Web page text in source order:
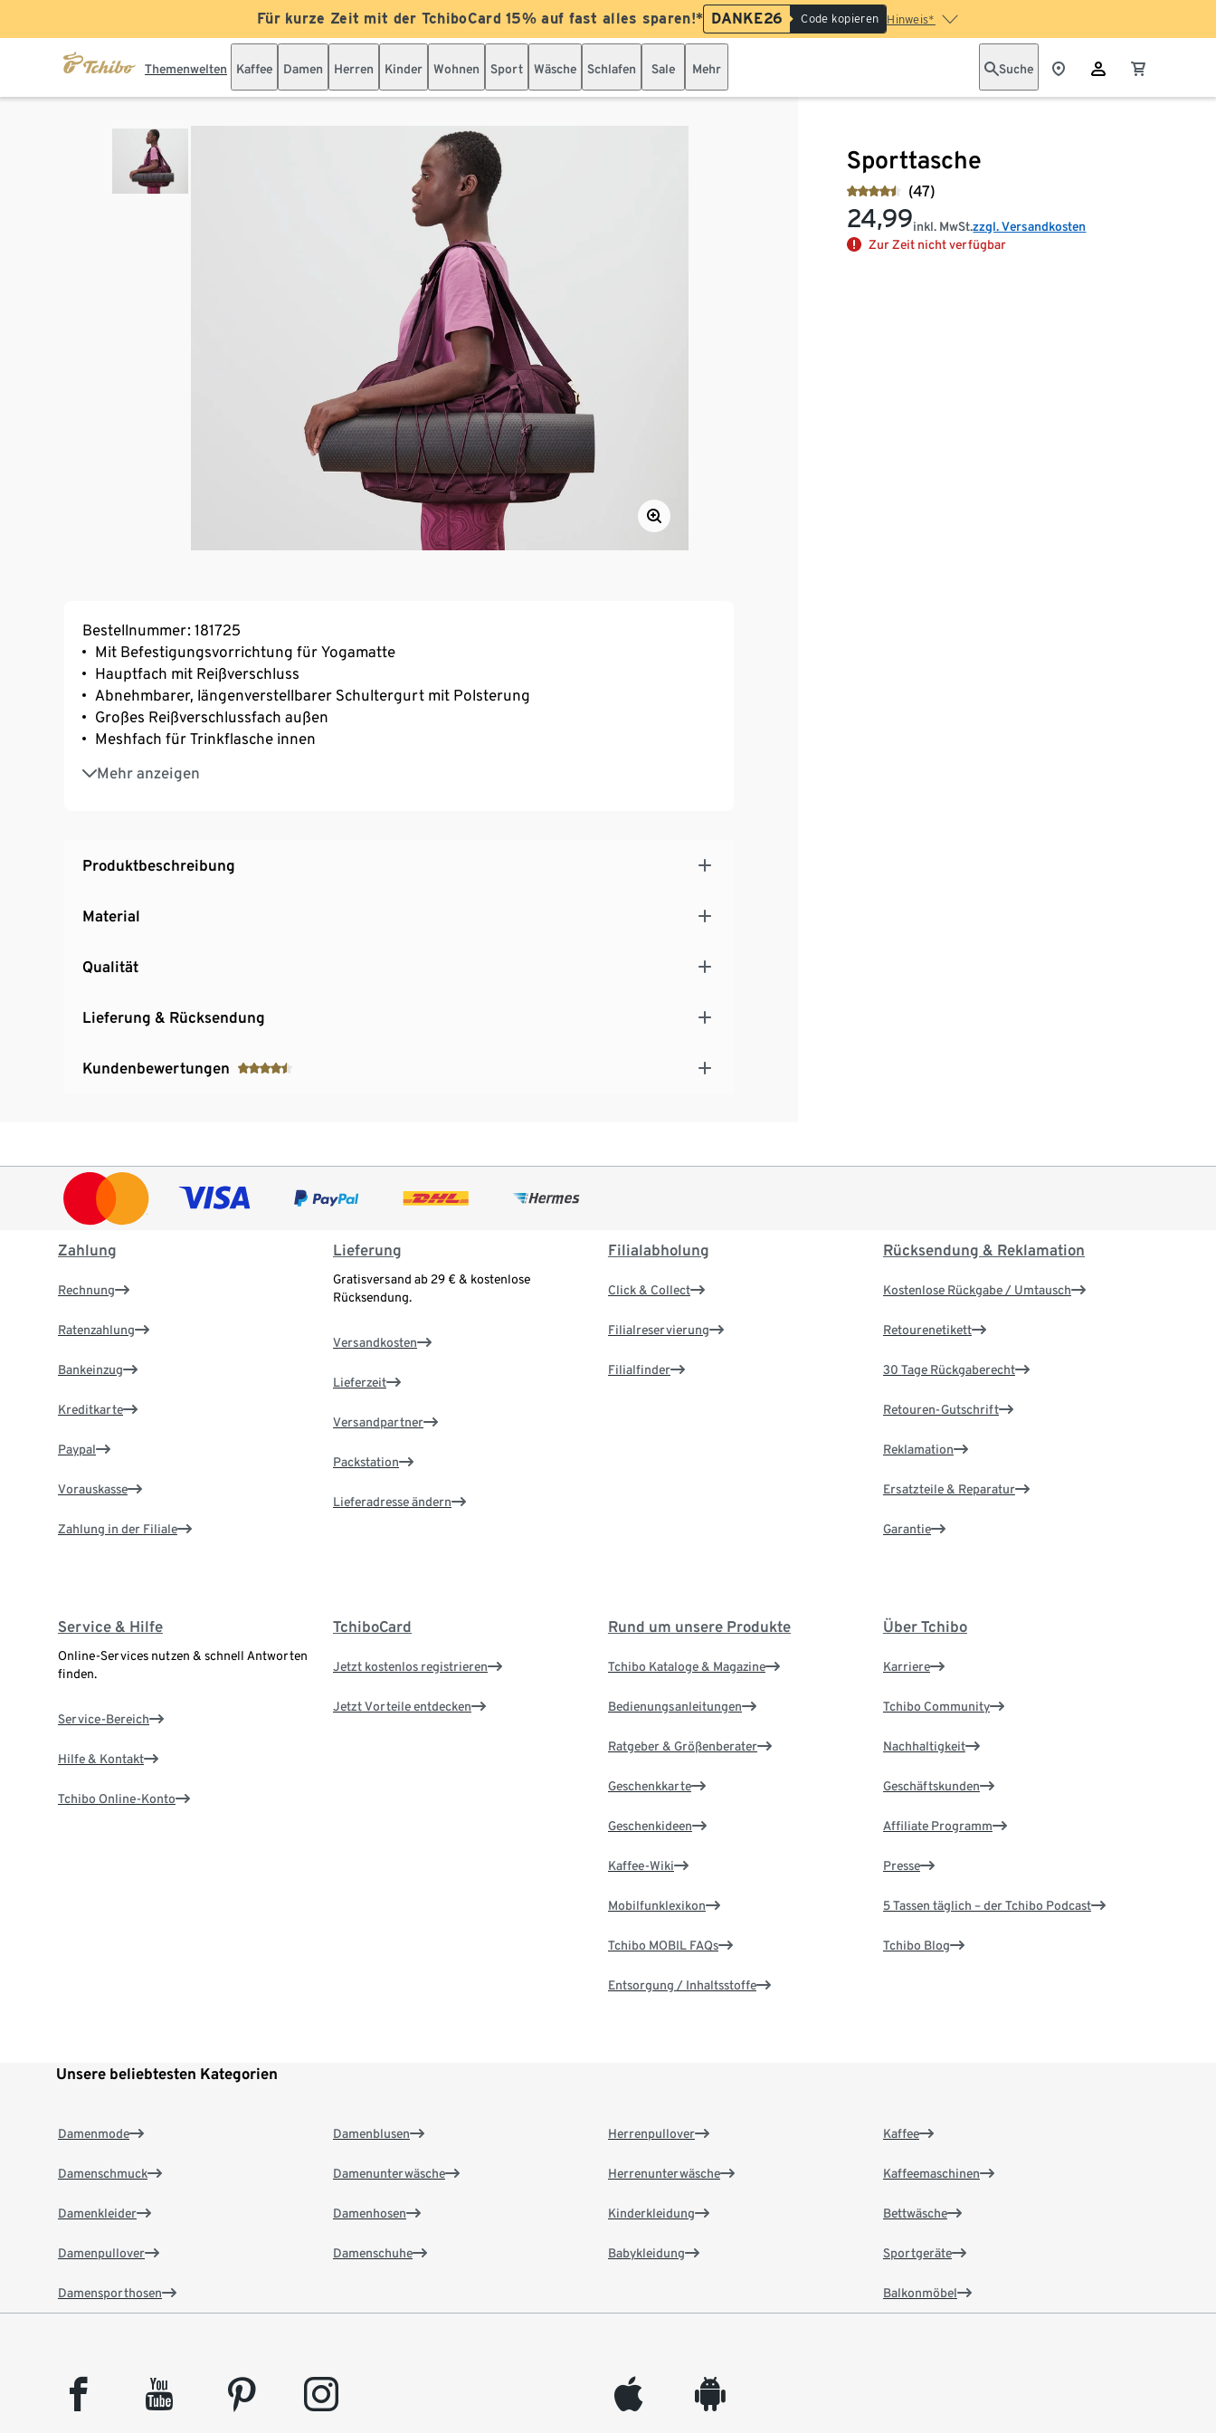
Für kurze Zeit mit der TchiboCard 15% auf fast alles sparen!* DANKE26 Code kopieren Hinweis*
Themenwelten Kaffee Damen Herren Kinder Wohnen Sport Wäsche Schlafen Sale Mehr Suche
Sporttasche
(47)
24,99inkl. MwSt.zzgl. Versandkosten
Zur Zeit nicht verfügbar
Bestellnummer: 181725
Mit Befestigungsvorrichtung für Yogamatte
Hauptfach mit Reißverschluss
Abnehmbarer, längenverstellbarer Schultergurt mit Polsterung
Großes Reißverschlussfach außen
Meshfach für Trinkflasche innen
Mehr anzeigen
Volumen ca. 20 l
Produktbeschreibung
Material
Qualität
Lieferung & Rücksendung
Kundenbewertungen
Zahlung
Rechnung
Ratenzahlung
Bankeinzug
Kreditkarte
Paypal
Vorauskasse
Zahlung in der Filiale
Lieferung
Gratisversand ab 29 € & kostenlose
Rücksendung.
Versandkosten
Lieferzeit
Versandpartner
Packstation
Lieferadresse ändern
Filialabholung
Click & Collect
Filialreservierung
Filialfinder
Rücksendung & Reklamation
Kostenlose Rückgabe / Umtausch
Retourenetikett
30 Tage Rückgaberecht
Retouren-Gutschrift
Reklamation
Ersatzteile & Reparatur
Garantie
Service & Hilfe
Online-Services nutzen & schnell Antworten
finden.
Service-Bereich
Hilfe & Kontakt
Tchibo Online-Konto
TchiboCard
Jetzt kostenlos registrieren
Jetzt Vorteile entdecken
Rund um unsere Produkte
Tchibo Kataloge & Magazine
Bedienungsanleitungen
Ratgeber & Größenberater
Geschenkkarte
Geschenkideen
Kaffee-Wiki
Mobilfunklexikon
Tchibo MOBIL FAQs
Entsorgung / Inhaltsstoffe
Über Tchibo
Karriere
Tchibo Community
Nachhaltigkeit
Geschäftskunden
Affiliate Programm
Presse
5 Tassen täglich – der Tchibo Podcast
Tchibo Blog
Unsere beliebtesten Kategorien
Damenmode
Damenschmuck
Damenkleider
Damenpullover
Damensporthosen
Damenblusen
Damenunterwäsche
Damenhosen
Damenschuhe
Herrenpullover
Herrenunterwäsche
Kinderkleidung
Babykleidung
Kaffee
Kaffeemaschinen
Bettwäsche
Sportgeräte
Balkonmöbel
facebook youtube pinterest instagram appleinc android